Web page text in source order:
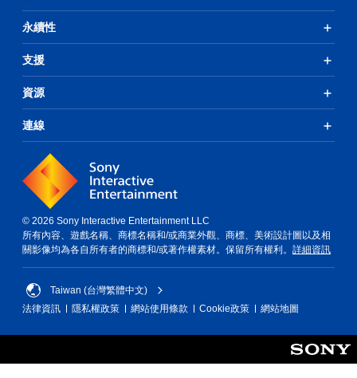
永續性
支援
資源
連線
© 2026 Sony Interactive Entertainment LLC
所有內容、遊戲名稱、商標名稱和/或商業外觀、商標、美術設計圖以及相
關影像均為各自所有者的商標和/或著作權素材。保留所有權利。 詳細資訊
Taiwan (台灣繁體中文)
法律資訊
隱私權政策 網站使用條款 Cookie政策 網站地圖